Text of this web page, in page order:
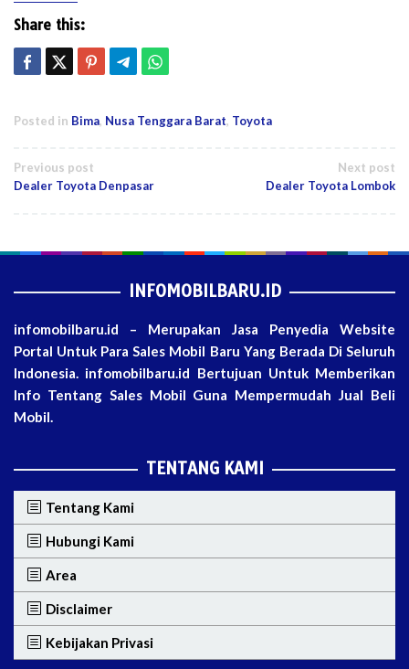
Share this:
Posted in Bima, Nusa Tenggara Barat, Toyota
Post
Previous post
Dealer Toyota Denpasar
Next post
Dealer Toyota Lombok
INFOMOBILBARU.ID
infomobilbaru.id – Merupakan Jasa Penyedia Website
Portal Untuk Para Sales Mobil Baru Yang Berada Di Seluruh
Indonesia. infomobilbaru.id Bertujuan Untuk Memberikan
Info Tentang Sales Mobil Guna Mempermudah Jual Beli
Mobil.
TENTANG KAMI
Tentang Kami
Hubungi Kami
Area
Disclaimer
Kebijakan Privasi